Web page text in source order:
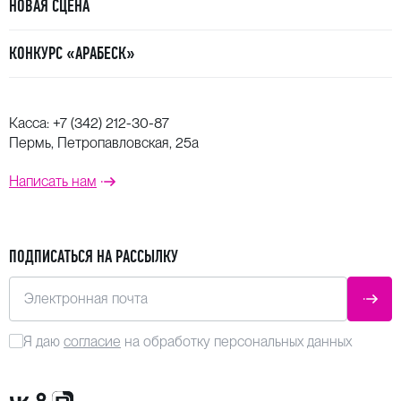
(Бразилия, 2011), а также в Оперном фестивале
НОВАЯ СЦЕНА
КОНКУРС «АРАБЕСК»
Касса: +7 (342) 212-30-87
Пермь, Петропавловская, 25а
Написать нам
ПОДПИСАТЬСЯ НА РАССЫЛКУ
Электронная почта
Я даю согласие на обработку персональных данных